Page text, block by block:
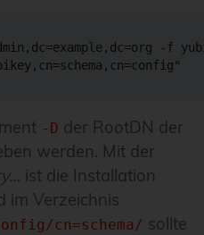
-f
-D der RootDN der
werden. Mit der
ist die Installation
im Verzeichnis
cn=schema/ sollte